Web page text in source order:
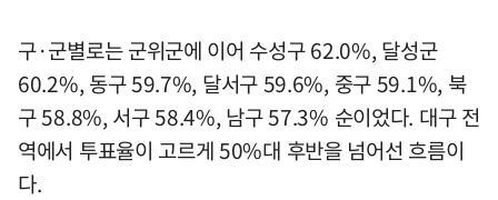
구·군별로는 군위군에 이어 수성구 62.0%, 달성군
60.2%, 동구 59.7%, 달서구 59.6%, 중구 59.1%, 북
구 58.8%, 서구 58.4%, 남구 57.3% 순이었다. 대구 전
역에서 투표율이 고르게 50%대 후반을 넘어선 흐름이
다.